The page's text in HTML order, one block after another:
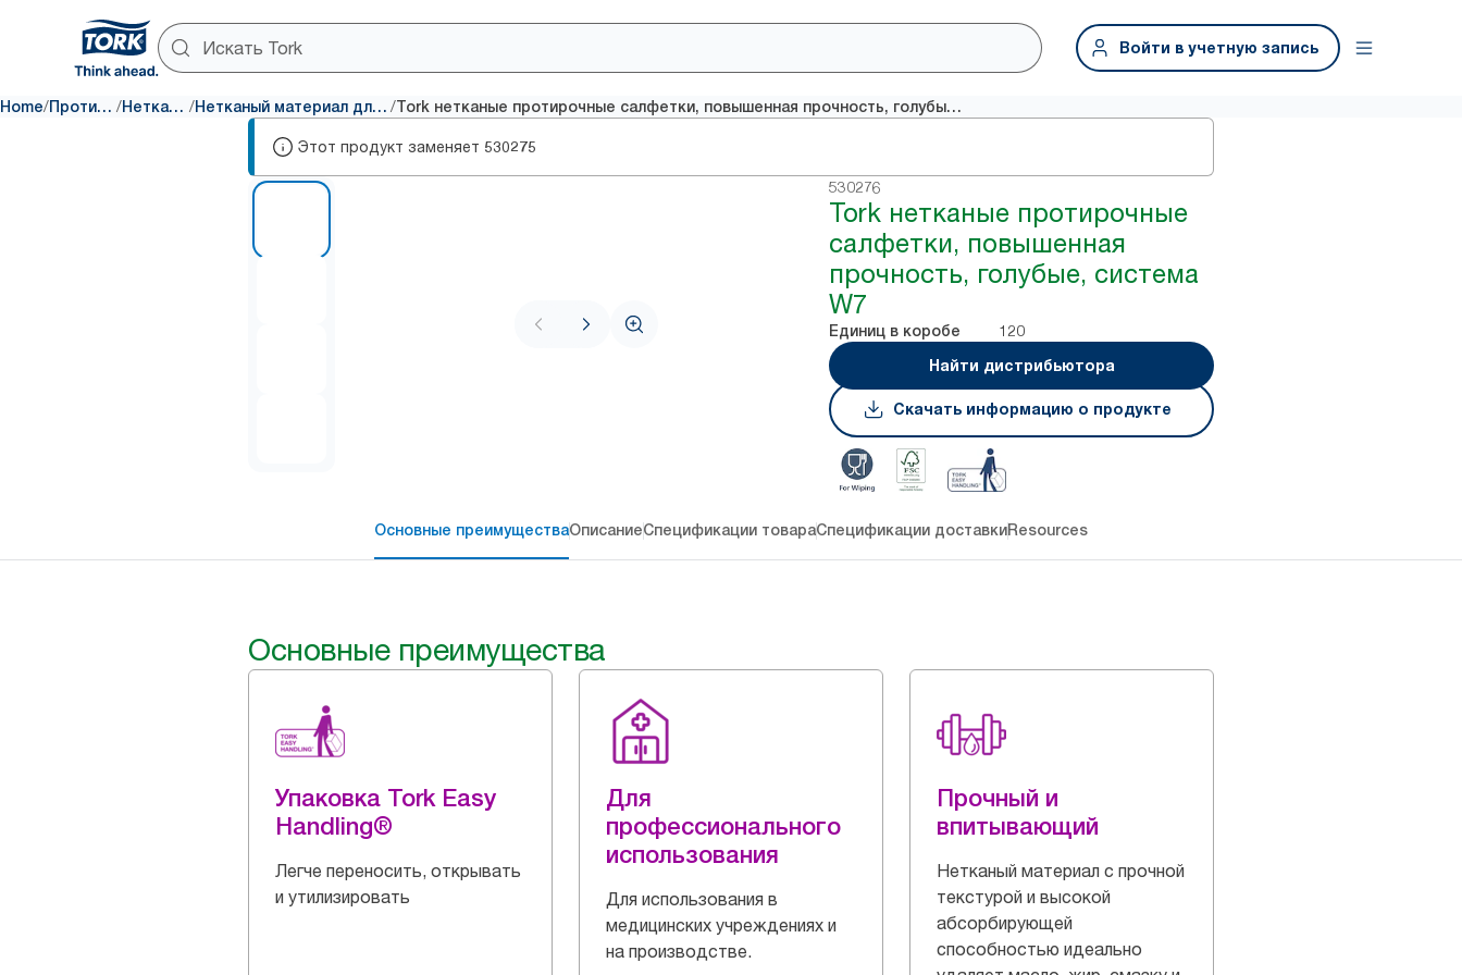
Войти в учетную запись
Home/ Протирка и очистка / Нетканый материал / Нетканый материал для универсального использования / Tork нетканые протирочные салфетки, повышенная прочность, голубые, система W7
Этот продукт заменяет 530275
530276
Tork нетканые протирочные
салфетки, повышенная
прочность, голубые, система
W7
Единиц в коробе
120
Найти дистрибьютора
Скачать информацию о продукте
Основные преимуществаОписаниеСпецификации товараСпецификации доставкиResources
Основные преимущества
Упаковка Tork Easy
Handling®
Легче переносить, открывать
и утилизировать
Для
профессионального
использования
Для использования в
медицинских учреждениях и
на производстве.
Прочный и
впитывающий
Нетканый материал с прочной
текстурой и высокой
абсорбирующей
способностью идеально